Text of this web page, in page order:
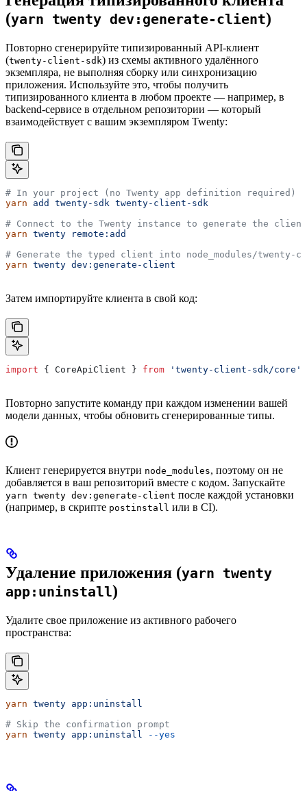
(yarn twenty dev:generate-client)
Повторно сгенерируйте типизированный API‑клиент
(twenty-client-sdk) из схемы активного удалённого
экземпляра, не выполняя сборку или синхронизацию
приложения. Используйте это, чтобы получить
типизированного клиента в любом проекте — например, в
backend‑сервисе в отдельном репозитории — который
взаимодействует с вашим экземпляром Twenty:
# In your project (no Twenty app definition required)
yarn add twenty-sdk twenty-client-sdk
# Connect to the Twenty instance to generate the
yarn twenty remote:add
# Generate the typed client into node_modules/twenty-
yarn twenty dev:generate-client
Затем импортируйте клиента в свой код:
import { CoreApiClient } from 'twenty-client-sdk/core'
Повторно запустите команду при каждом изменении вашей
модели данных, чтобы обновить сгенерированные типы.
Клиент генерируется внутри node_modules, поэтому он не
добавляется в ваш репозиторий вместе с кодом. Запускайте
yarn twenty dev:generate-client после каждой установки
(например, в скрипте postinstall или в CI).
Удаление приложения (yarn twenty
app:uninstall)
Удалите свое приложение из активного рабочего
пространства:
yarn twenty app:uninstall
# Skip the confirmation prompt
yarn twenty app:uninstall --yes